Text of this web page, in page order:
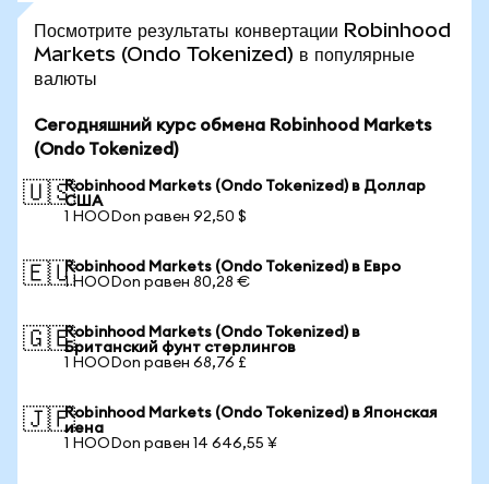
Посмотрите результаты конвертации Robinhood
Markets (Ondo Tokenized) в популярные
валюты
Сегодняшний курс обмена Robinhood Markets
(Ondo Tokenized)
🇺🇸Robinhood Markets (Ondo Tokenized) в Доллар
США
1 HOODon равен 92,50 $
🇪🇺Robinhood Markets (Ondo Tokenized) в Евро
1 HOODon равен 80,28 €
🇬🇧Robinhood Markets (Ondo Tokenized) в
Британский фунт стерлингов
1 HOODon равен 68,76 £
🇯🇵Robinhood Markets (Ondo Tokenized) в Японская
иена
1 HOODon равен 14 646,55 ¥